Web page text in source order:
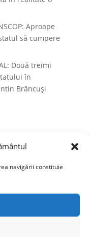
navigării constituie
Aproape
să cumpere
Două treimi
în
Brâncuși
personal